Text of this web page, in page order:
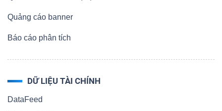
Quảng cáo banner
Báo cáo phân tích
DỮ LIỆU TÀI CHÍNH
DataFeed